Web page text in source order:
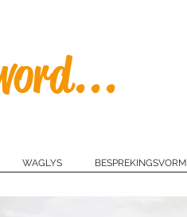
WAGLYS BESPREKINGSVORM